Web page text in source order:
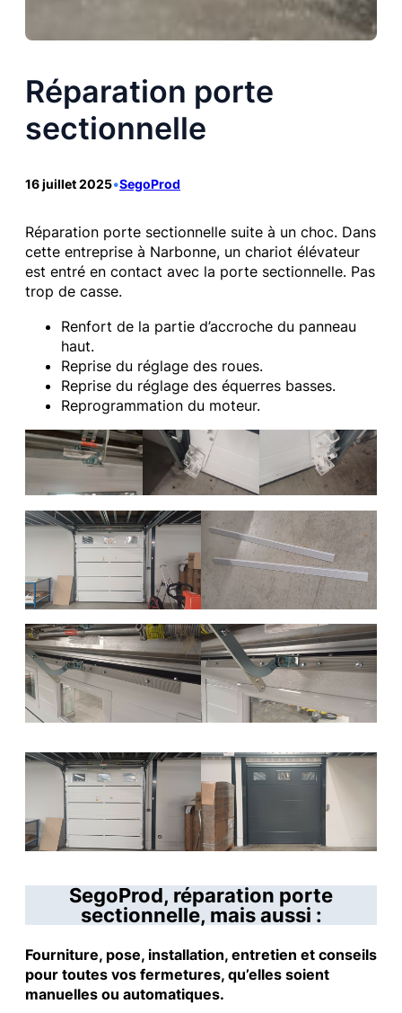
Réparation porte
sectionnelle
16 juillet 2025•SegoProd
Réparation porte sectionnelle suite à un choc. Dans
cette entreprise à Narbonne, un chariot élévateur
est entré en contact avec la porte sectionnelle. Pas
trop de casse.
Renfort de la partie d’accroche du panneau
haut.
Reprise du réglage des roues.
Reprise du réglage des équerres basses.
Reprogrammation du moteur.
SegoProd, réparation porte
sectionnelle, mais aussi :
Fourniture, pose, installation, entretien et conseils
pour toutes vos fermetures, qu’elles soient
manuelles ou automatiques.